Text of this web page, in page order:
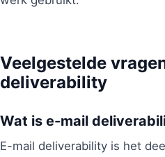
Veelgestelde
deliverability
Wat is e-mail
E-mail deliverability is het